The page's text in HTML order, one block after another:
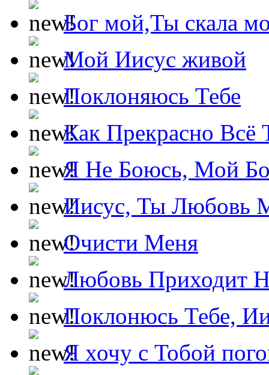
Бог мой,Ты скала
Мой Иисус живой
Поклоняюсь Тебе
Как Прекрасно Всё
Я Не Боюсь, Мой
Иисус, Ты Любовь
Очисти Меня
Любовь Приходит
Поклонюсь Тебе,
Я хочу с Тобой